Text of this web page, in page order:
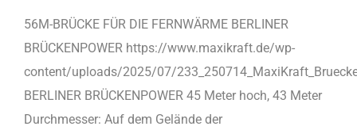
56M-BRÜCKE FÜR DIE FERNWÄRME BERLINER
BRÜCKENPOWER https://www.maxikraft.de/wp-
content/uploads/2025/07/
BERLINER BRÜCKENPOWER 45 Meter hoch, 43 Meter
Durchmesser: Auf dem Gelände der